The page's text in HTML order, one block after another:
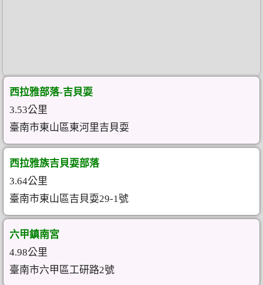
西拉雅部落-吉貝耍
3.53公里
臺南市東山區東河里吉貝耍
西拉雅族吉貝耍部落
3.64公里
臺南市東山區吉貝耍29-1號
六甲鎮南宮
4.98公里
臺南市六甲區工研路2號